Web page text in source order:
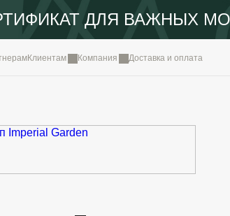
ДЛЯ ВАЖНЫХ
Клиентам Компания Доставка и оплата